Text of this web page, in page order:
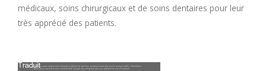
médicaux, soins chirurgicaux et de soins dentaires pour leur
très apprécié des patients.